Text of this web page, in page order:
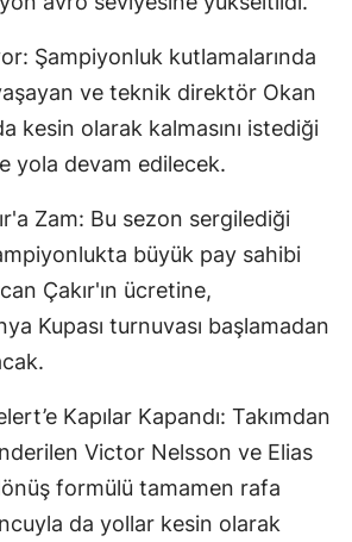
Şampiyonluk kutlamalarında
ve teknik direktör Okan
kesin olarak kalmasını istediği
yola devam edilecek.
Zam: Bu sezon sergilediği
büyük pay sahibi
Çakır'ın ücretine,
Kupası turnuvası başlamadan
Kapılar Kapandı: Takımdan
Victor Nelsson ve Elias
formülü tamamen rafa
da yollar kesin olarak